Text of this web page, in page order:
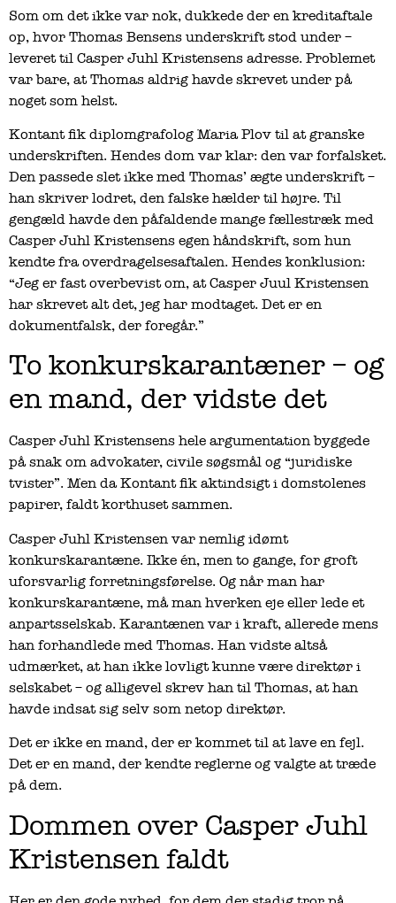
Som om det ikke var nok, dukkede der en kreditaftale
op, hvor Thomas Bensens underskrift stod under –
leveret til Casper Juhl Kristensens adresse. Problemet
var bare, at Thomas aldrig havde skrevet under på
noget som helst.
Kontant fik diplomgrafolog Maria Plov til at granske
underskriften. Hendes dom var klar: den var forfalsket.
Den passede slet ikke med Thomas’ ægte underskrift –
han skriver lodret, den falske hælder til højre. Til
gengæld havde den påfaldende mange fællestræk med
Casper Juhl Kristensens egen håndskrift, som hun
kendte fra overdragelsesaftalen. Hendes konklusion:
“Jeg er fast overbevist om, at Casper Juul Kristensen
har skrevet alt det, jeg har modtaget. Det er en
dokumentfalsk, der foregår.”
To konkurskarantæner – og
en mand, der vidste det
Casper Juhl Kristensens hele argumentation byggede
på snak om advokater, civile søgsmål og “juridiske
tvister”. Men da Kontant fik aktindsigt i domstolenes
papirer, faldt korthuset sammen.
Casper Juhl Kristensen var nemlig idømt
konkurskarantæne. Ikke én, men to gange, for groft
uforsvarlig forretningsførelse. Og når man har
konkurskarantæne, må man hverken eje eller lede et
anpartsselskab. Karantænen var i kraft, allerede mens
han forhandlede med Thomas. Han vidste altså
udmærket, at han ikke lovligt kunne være direktør i
selskabet – og alligevel skrev han til Thomas, at han
havde indsat sig selv som netop direktør.
Det er ikke en mand, der er kommet til at lave en fejl.
Det er en mand, der kendte reglerne og valgte at træde
på dem.
Dommen over Casper Juhl
Kristensen faldt